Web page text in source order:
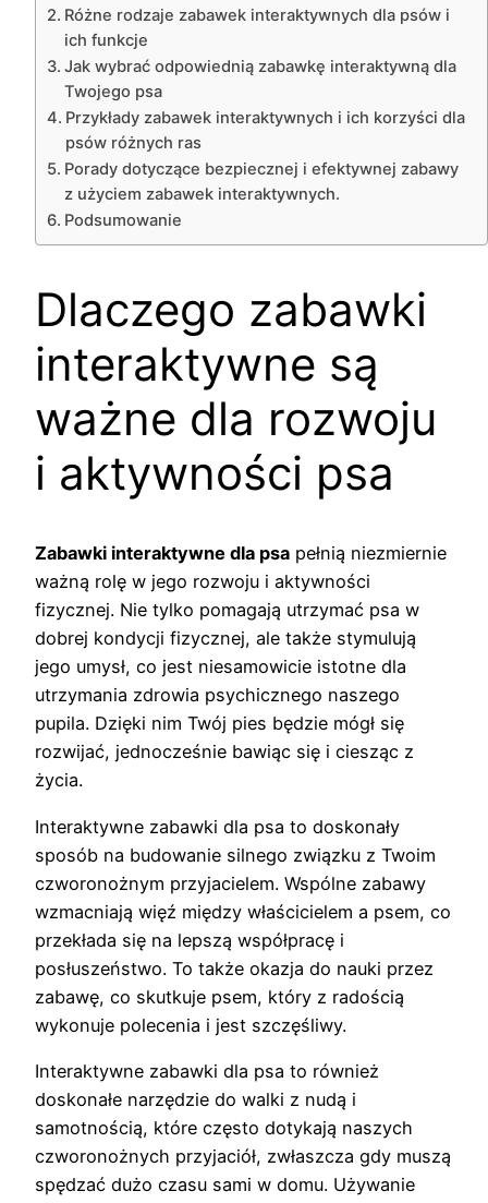
Różne rodzaje zabawek interaktywnych dla psów i
ich funkcje
Jak wybrać odpowiednią zabawkę interaktywną dla
Twojego psa
Przykłady zabawek interaktywnych i ich korzyści dla
psów różnych ras
Porady dotyczące bezpiecznej i efektywnej zabawy
z użyciem zabawek interaktywnych.
Podsumowanie
Dlaczego zabawki
interaktywne są
ważne dla rozwoju
i aktywności psa
Zabawki interaktywne dla psa pełnią niezmiernie
ważną rolę w jego rozwoju i aktywności
fizycznej. Nie tylko pomagają utrzymać psa w
dobrej kondycji fizycznej, ale także stymulują
jego umysł, co jest niesamowicie istotne dla
utrzymania zdrowia psychicznego naszego
pupila. Dzięki nim Twój pies będzie mógł się
rozwijać, jednocześnie bawiąc się i ciesząc z
życia.
Interaktywne zabawki dla psa to doskonały
sposób na budowanie silnego związku z Twoim
czworonożnym przyjacielem. Wspólne zabawy
wzmacniają więź między właścicielem a psem, co
przekłada się na lepszą współpracę i
posłuszeństwo. To także okazja do nauki przez
zabawę, co skutkuje psem, który z radością
wykonuje polecenia i jest szczęśliwy.
Interaktywne zabawki dla psa to również
doskonałe narzędzie do walki z nudą i
samotnością, które często dotykają naszych
czworonożnych przyjaciół, zwłaszcza gdy muszą
spędzać dużo czasu sami w domu. Używanie